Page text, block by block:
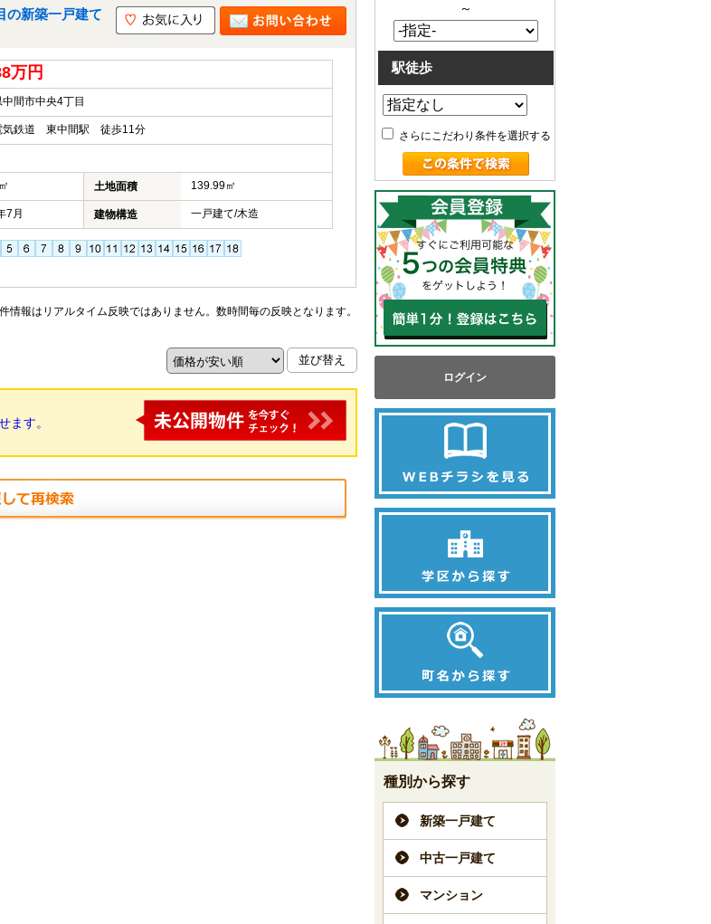
新築一戸建て
万円
間市中央4丁目
気鉄道 東中間駅 徒歩11分
土地面積 139.99㎡
7月 建物構造 一戸建て/木造
情報はリアルタイム反映ではありません。数時間毎の反映となります。
ます。
～
駅徒歩
さらにこだわり条件を選択する
ログイン
種別から探す
新築一戸建て
中古一戸建て
マンション